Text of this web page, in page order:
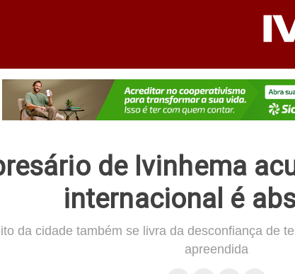
de Ivinhema
internacional é
da cidade também se livra da desconfiança de
apreendida